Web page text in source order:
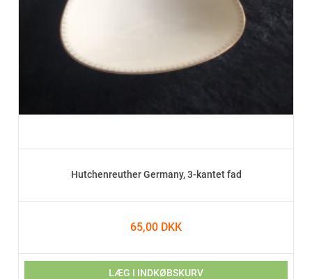
Hutchenreuther Germany, 3-kantet fad
65,00 DKK
LÆG I INDKØBSKURV